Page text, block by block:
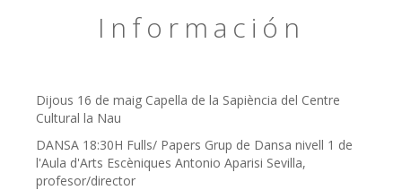
Información
Dijous 16 de maig Capella de la Sapiència del Centre
Cultural la Nau
DANSA 18:30H Fulls/ Papers Grup de Dansa nivell 1 de
l'Aula d'Arts Escèniques Antonio Aparisi Sevilla,
profesor/director